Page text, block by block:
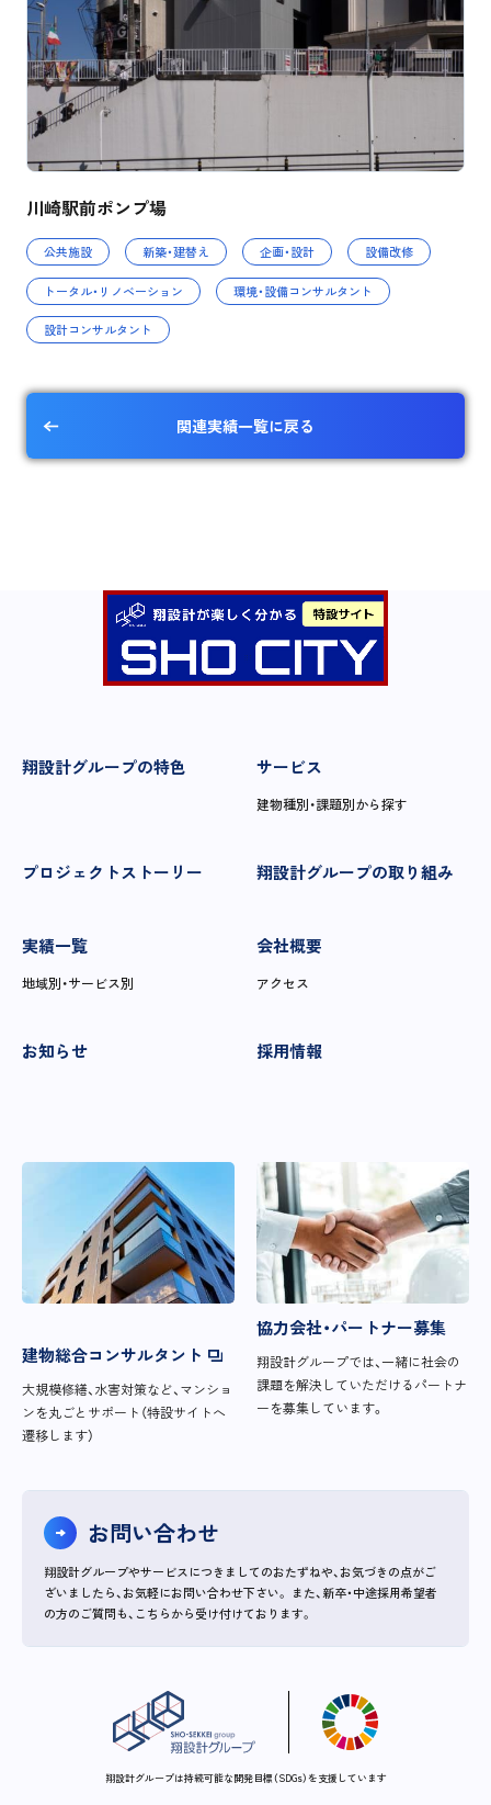
公共施設 新築・建替え 企画・設計 設備改修
トータル・リノベーション 環境・設備コンサルタント
設計コンサルタント
川崎駅前ポンプ場
関連実績一覧に戻る
翔設計グループの特色 サービス
建物種別・課題別から探す
プロジェクトストーリー 翔設計グループの取り組み
実績一覧
地域別・サービス別
会社概要
アクセス
お知らせ 採用情報
建物総合コンサルタント
大規模修繕、水害対策など、マンショ
ンを丸ごとサポート（特設サイトへ
遷移します）
協力会社・パートナー募集
翔設計グループでは、一緒に社会の
課題を解決していただけるパートナ
ーを募集しています。
お問い合わせ
翔設計グループやサービスにつきましてのおたずねや、お気づきの点がご
ざいましたら、お気軽にお問い合わせ下さい。 また、新卒・中途採用希望者
の方のご質問も、こちらから受け付けております。
翔設計グループは持続可能な開発目標（SDGs）を支援しています